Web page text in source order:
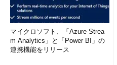
マイクロソフト、「Azure Strea
m Analytics」と「Power BI」の
連携機能をリリース